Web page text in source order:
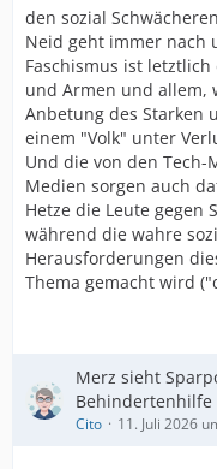
den sozial
Neid geht immer nach
Faschismus ist letztlich
und Armen und allem,
Anbetung des Starken
einem "Volk" unter
Und die von den
Medien sorgen auch
Hetze die Leute gegen
während die wahre
Herausforderungen
Thema gemacht wird
Merz sieht
Behindertenhilfe
Cito 11. Juli 2026